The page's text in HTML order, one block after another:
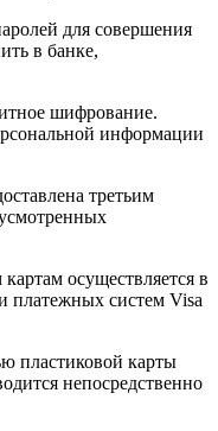
для совершения
в банке,
шифрование.
информации
третьим
осуществляется в
платежных систем Visa
пластиковой карты
непосредственно